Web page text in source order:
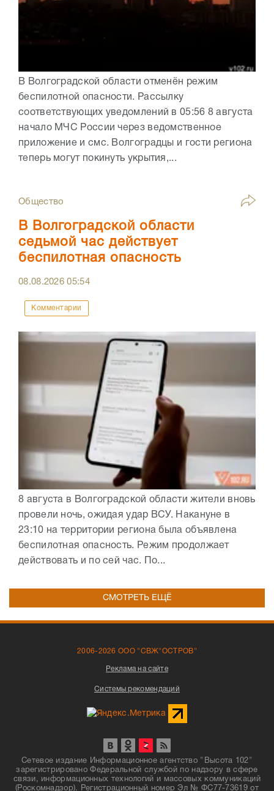
В Волгоградской области отменён режим
беспилотной опасности. Рассылку
соответствующих уведомлений в 05:56 8 августа
начало МЧС России через ведомственное
приложение и смс. Волгоградцы и гости региона
теперь могут покинуть укрытия,...
Общество
В Волгоградской области
седьмой час действует
беспилотная опасность
08.08.202605:54
Комментарии
8 августа в Волгоградской области жители вновь
провели ночь, ожидая удар ВСУ. Накануне в
23:10 на территории региона была объявлена
беспилотная опасность. Режим продолжает
действовать и по сей час. По...
СМОТРЕТЬ ЕЩЁ
2006-2026 ООО "СВЖ"ОСТРОВ"
Реклама на сайте
Системы рекомендаций
Сетевое издание Информационное агентство "Высота 102"
зарегистрировано Федеральной службой по надзору в сфере
связи, информационных технологий и массовых коммуникаций
(Роскомнадзор). Регистрационный номер Эл № ФС77-73619 от